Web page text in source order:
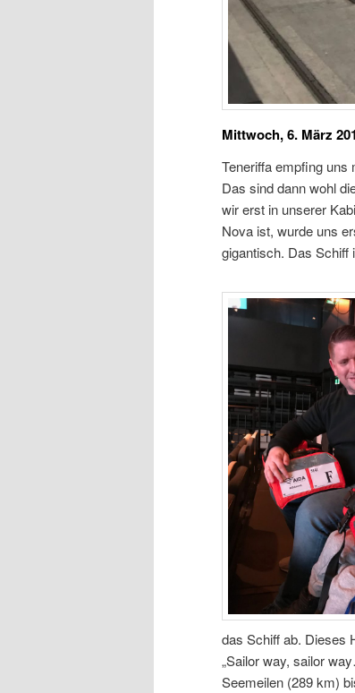
Mittwoch, 6. März
Teneriffa empfing uns
Das sind dann wohl
wir erst in unserer
Nova ist, wurde uns
gigantisch. Das Schiff
das Schiff ab. Dieses
„Sailor way, sailor
Seemeilen (289 km)